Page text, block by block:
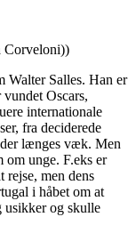
Corveloni))
Walter Salles. Han er
Oscars,
internationale
fra deciderede
længes væk. Men
om unge. F.eks er
rejse, men dens
i håbet om at
usikker og skulle